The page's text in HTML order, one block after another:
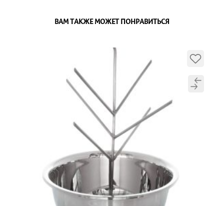
ВАМ ТАКЖЕ МОЖЕТ ПОНРАВИТЬСЯ